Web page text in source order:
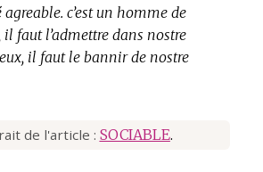
agreable. c’est un homme de
faut l’admettre dans nostre
il faut le bannir de nostre
de l'article : SOCIABLE.